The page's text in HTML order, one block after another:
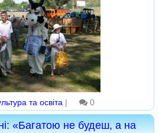
та освіта | 0
«Багатою не будеш, а на